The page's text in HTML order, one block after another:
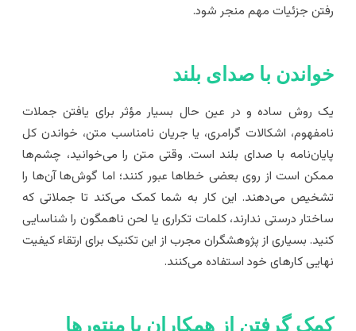
جزئیات مهم منجر شود.
با صدای بلند
روش ساده و در عین حال بسیار مؤثر برای یافتن جملات
اشکالات گرامری، یا جریان نامناسب متن، خواندن کل
با صدای بلند است. وقتی متن را می‌خوانید، چشم‌ها
است از روی بعضی خطاها عبور کنند؛ اما گوش‌ها آن‌ها را
می‌دهند. این کار به شما کمک می‌کند تا جملاتی که
درستی ندارند، کلمات تکراری یا لحن ناهمگون را شناسایی
بسیاری از پژوهشگران مجرب از این تکنیک برای ارتقاء کیفیت
کارهای خود استفاده می‌کنند.
گرفتن از همکاران یا منتورها